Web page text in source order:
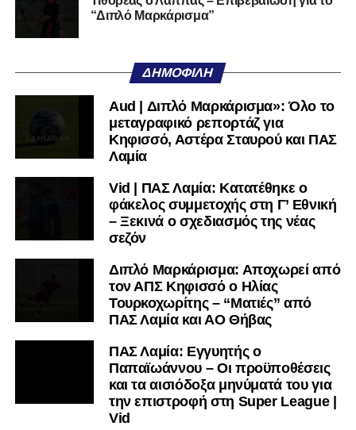
Ακολουθήστε τοlamiara.grστοGoogle Newsγια να
μαθαίνετε πρώτοι τα κυανόλευκα νέα στην Ελλάδα και τον
Twitterκαι στοInstagram
μαθαίνετε σε χρόνο dt όλα τα νέα.
“Διπλό Μαρκάρισμα”
ΔΗΜΟΦΙΛΉ
Aud | Διπλό Μαρκάρισμα»: Όλο το
μεταγραφικό ρεπορτάζ για
Κηφισσό, Αστέρα Σταυρού και ΠΑΣ
Λαμία
Vid | ΠΑΣ Λαμία: Κατατέθηκε ο
φάκελος συμμετοχής στη Γ’ Εθνική
– Ξεκινά ο σχεδιασμός της νέας
σεζόν
Διπλό Μαρκάρισμα: Αποχωρεί από
τον ΑΠΣ Κηφισσό ο Ηλίας
Τουρκοχωρίτης – “Ματιές” από
ΠΑΣ Λαμία και ΑΟ Θήβας
ΠΑΣ Λαμία: Εγγυητής ο
Παπαϊωάννου – Οι προϋποθέσεις
και τα αισιόδοξα μηνύματά του για
την επιστροφή στη Super League |
Vid